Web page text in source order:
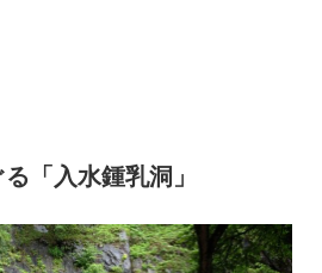
「入水鍾乳洞」